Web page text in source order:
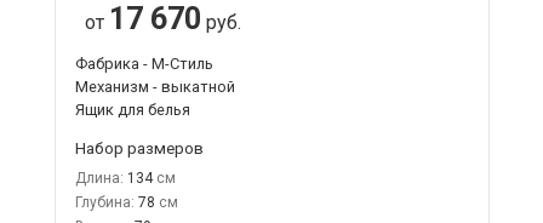
от 17 670 руб.
Фабрика - М-Стиль
Механизм - выкатной
Ящик для белья
Набор размеров
Длина: 134
Глубина: 78